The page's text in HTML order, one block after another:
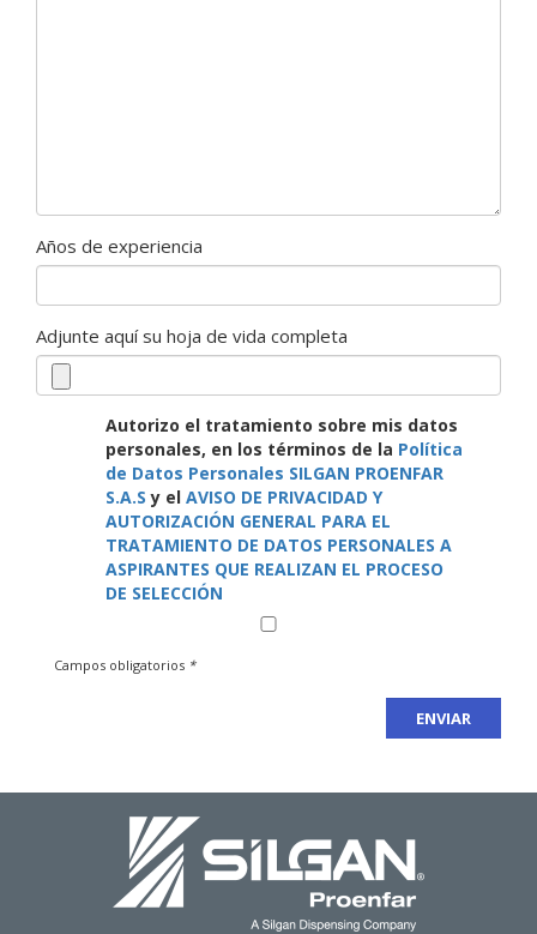
Años de experiencia
Adjunte aquí su hoja de vida completa
Autorizo el tratamiento sobre mis datos
personales, en los términos de la Política
de Datos Personales SILGAN PROENFAR
S.A.Sy elAVISO DE PRIVACIDAD Y
AUTORIZACIÓN GENERAL PARA EL
TRATAMIENTO DE DATOS PERSONALES A
ASPIRANTES QUE REALIZAN EL PROCESO
DE SELECCIÓN
Campos obligatorios *